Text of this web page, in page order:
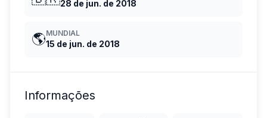
28 de jun. de 2018
🌎MUNDIAL
15 de jun. de 2018
Informações